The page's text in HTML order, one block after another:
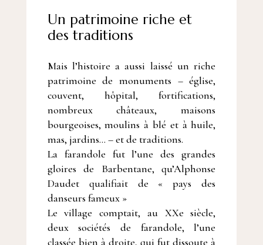
Un patrimoine riche et
des traditions
Mais l’histoire a aussi laissé un riche
patrimoine de monuments – église,
couvent, hôpital, fortifications,
nombreux châteaux, maisons
bourgeoises, moulins à blé et à huile,
mas, jardins… – et de traditions.
La farandole fut l’une des grandes
gloires de Barbentane, qu’Alphonse
Daudet qualifiait de « pays des
danseurs fameux »
Le village comptait, au XXe siècle,
deux sociétés de farandole, l’une
classée bien à droite, qui fut dissoute à